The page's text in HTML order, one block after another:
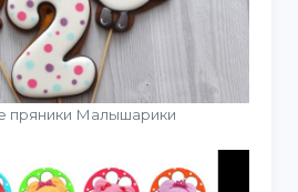
пряники Малышарики